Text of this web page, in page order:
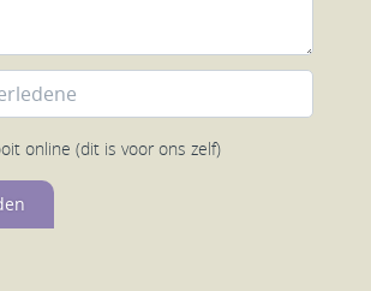
online (dit is voor ons zelf)